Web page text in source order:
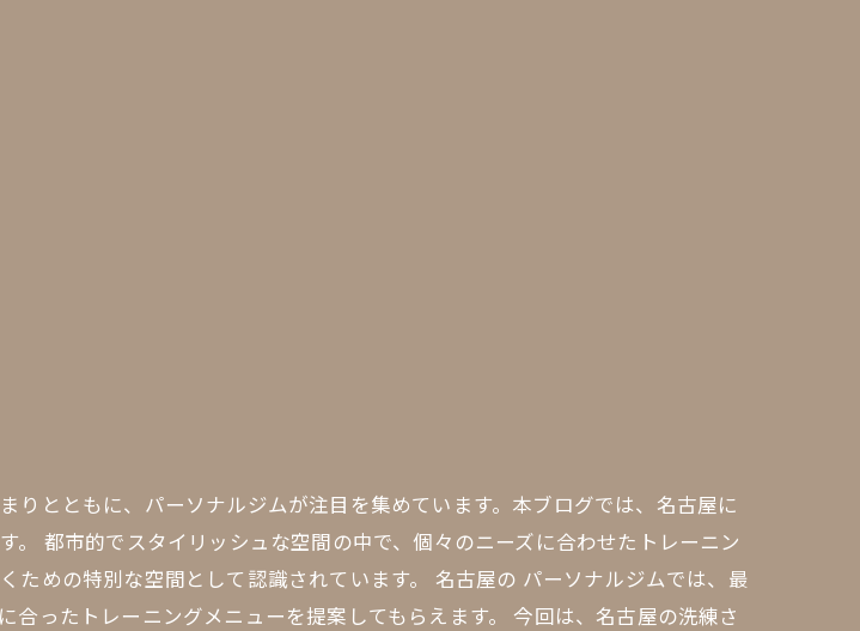
とともに、パーソナルジムが注目を集めています。本ブログでは、名古屋に
都市的でスタイリッシュな空間の中で、個々のニーズに合わせたトレーニン
めの特別な空間として認識されています。 名古屋の パーソナルジムでは、最
ったトレーニングメニューを提案してもらえます。 今回は、名古屋の洗練さ